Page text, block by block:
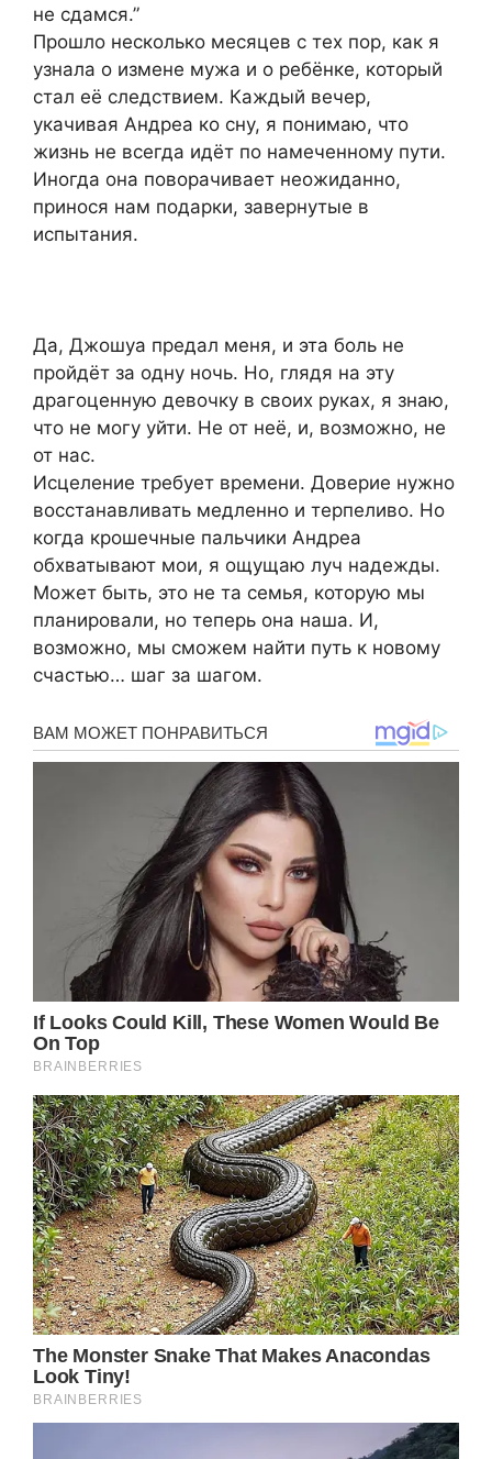
не сдамся.”
Прошло несколько месяцев с тех пор, как я
узнала о измене мужа и о ребёнке, который
стал её следствием. Каждый вечер,
укачивая Андреа ко сну, я понимаю, что
жизнь не всегда идёт по намеченному пути.
Иногда она поворачивает неожиданно,
принося нам подарки, завернутые в
испытания.
Да, Джошуа предал меня, и эта боль не
пройдёт за одну ночь. Но, глядя на эту
драгоценную девочку в своих руках, я знаю,
что не могу уйти. Не от неё, и, возможно, не
от нас.
Исцеление требует времени. Доверие нужно
восстанавливать медленно и терпеливо. Но
когда крошечные пальчики Андреа
обхватывают мои, я ощущаю луч надежды.
Может быть, это не та семья, которую мы
планировали, но теперь она наша. И,
возможно, мы сможем найти путь к новому
счастью… шаг за шагом.